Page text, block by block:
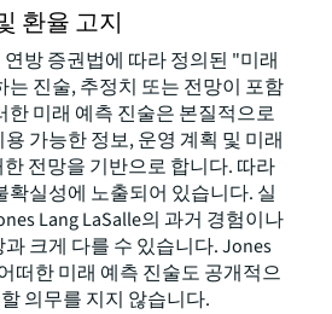
환율 고지
방 증권법에 따라 정의된 "미래
진술, 추정치 또는 전망이 포함
한 미래 예측 진술은 본질적으로
가능한 정보, 운영 계획 및 미래
전망을 기반으로 합니다. 따라
확실성에 노출되어 있습니다. 실
Lang LaSalle의 과거 경험이나
크게 다를 수 있습니다. Jones
떠한 미래 예측 진술도 공개적으
의무를 지지 않습니다.